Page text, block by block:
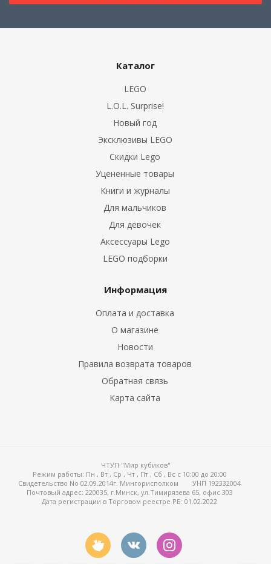
Каталог
LEGO
L.O.L. Surprise!
Новый год
Эксклюзивы LEGO
Скидки Lego
Уцененные товары
Книги и журналы
Для мальчиков
Для девочек
Аксессуары Lego
LEGO подборки
Информация
Оплата и доставка
О магазине
Новости
Правила возврата товаров
Обратная связь
Карта сайта
ЧТУП "Мир кубиков"
Режим работы: Пн , Вт , Ср , Чт , Пт , Сб , Вс c 10:00 до 20:00
Свидетельство No 02.09.2014г. Мингорисполком
УНП 192332004
Почтовый адрес: 220035, г.Минск, ул.Тимирязева 65, офис 303
Дата регистрации в Торговом реестре РБ: 01.02.2022